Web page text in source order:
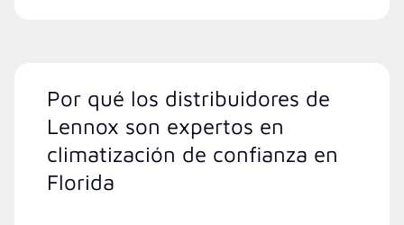
Por qué los distribuidores de
Lennox son expertos en
climatización de confianza en
Florida